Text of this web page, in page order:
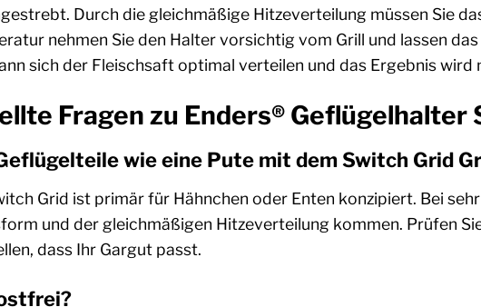
Durch die gleichmäßige Hitzeverteilung müssen Sie
nehmen Sie den Halter vorsichtig vom Grill und lassen
sich der Fleischsaft optimal verteilen und das Ergebnis wird
Fragen zu Enders® Geflügelhalter
wie eine Pute mit dem Switch Grid
Grid ist primär für Hähnchen oder Enten konzipiert. Bei
und der gleichmäßigen Hitzeverteilung kommen. Prüfen
dass Ihr Gargut passt.